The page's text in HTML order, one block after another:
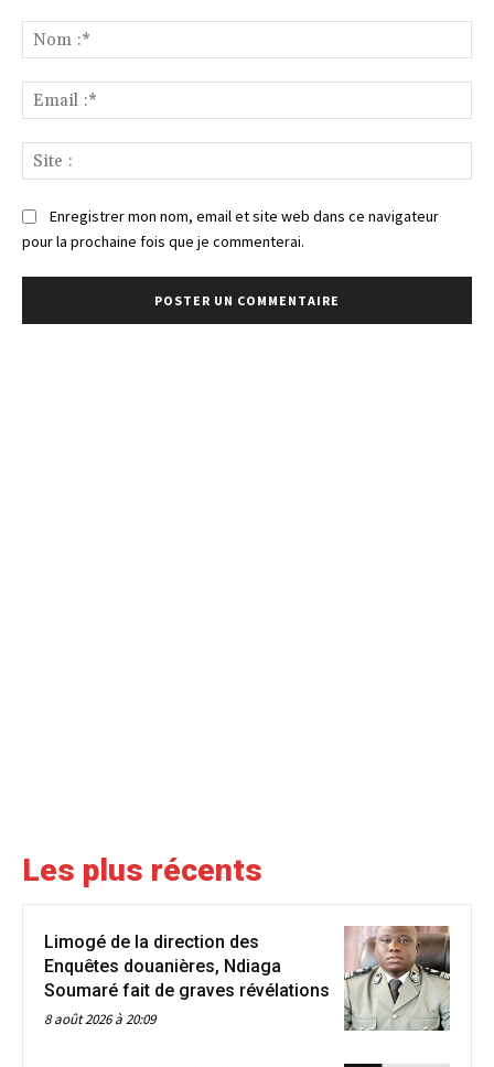
:*
:*
:
Enregistrer mon nom, email et site web dans ce navigateur
pour la prochaine fois que je commenterai.
Les plus récents
Limogé de la direction des
Enquêtes douanières, Ndiaga
Soumaré fait de graves révélations
8 août 2026 à 20:09